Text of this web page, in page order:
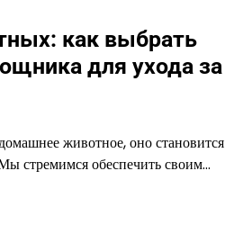
как выбрать
для ухода за
животное, оно становится
стремимся обеспечить своим…